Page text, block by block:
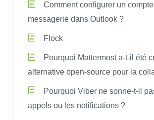
Comment configurer un
messagerie dans Outlook ?
Flock
Pourquoi Mattermost a-t-il été
alternative open-source pour la
Pourquoi Viber ne sonne-t-il
appels ou les notifications ?